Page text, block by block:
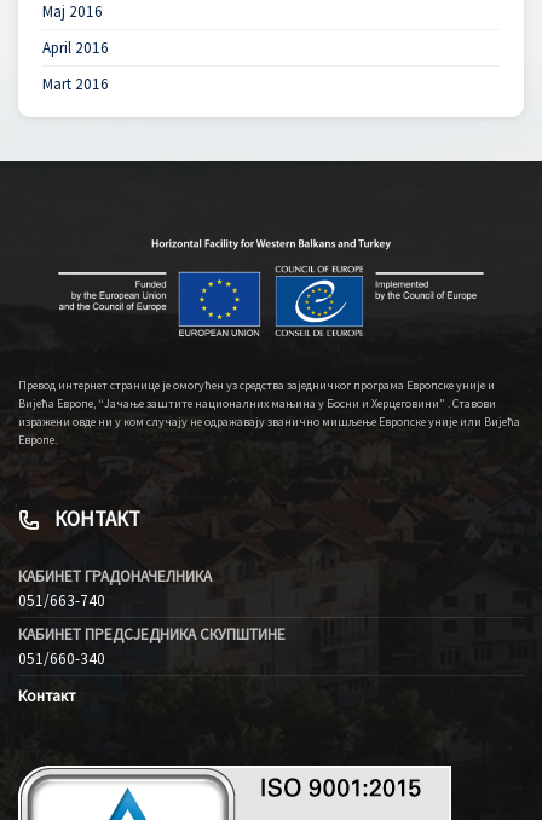
Maj 2016
April 2016
Mart 2016
Превод интернет странице је омогућен уз средства заједничког програма Европске уније и
Вијећа Европе, “Јачање заштите националних мањина у Босни и Херцеговини” . Ставови
изражени овде ни у ком случају не одражавају званично мишљење Европске уније или Вијећа
Европе.
КОНТАКТ
КАБИНЕТ ГРАДОНАЧЕЛНИКА
051/663-740
КАБИНЕТ ПРЕДСЈЕДНИКА СКУПШТИНЕ
051/660-340
Контакт